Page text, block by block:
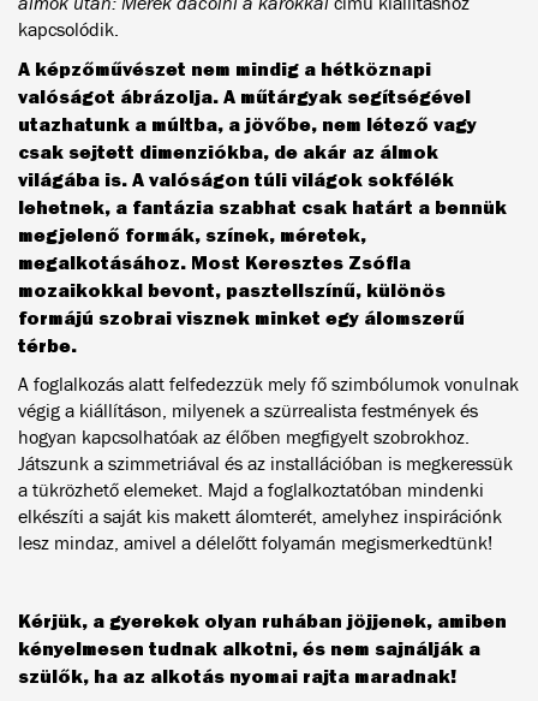
kapcsolódik.
A képzőművészet nem mindig a hétköznapi
valóságot ábrázolja. A műtárgyak segítségével
utazhatunk a múltba, a jövőbe, nem létező vagy
csak sejtett dimenziókba, de akár az álmok
világába is. A valóságon túli világok sokfélék
lehetnek, a fantázia szabhat csak határt a bennük
megjelenő formák, színek, méretek,
megalkotásához. Most Keresztes Zsófia
mozaikokkal bevont, pasztellszínű, különös
formájú szobrai visznek minket egy álomszerű
térbe.
A foglalkozás alatt felfedezzük mely fő szimbólumok vonulnak
végig a kiállításon, milyenek a szürrealista festmények és
hogyan kapcsolhatóak az élőben megfigyelt szobrokhoz.
Játszunk a szimmetriával és az installációban is megkeressük
a tükrözhető elemeket. Majd a foglalkoztatóban mindenki
elkészíti a saját kis makett álomterét, amelyhez inspirációnk
lesz mindaz, amivel a délelőtt folyamán megismerkedtünk!
Kérjük, a gyerekek olyan ruhában jöjjenek, amiben
kényelmesen tudnak alkotni, és nem sajnálják a
szülők, ha az alkotás nyomai rajta maradnak!